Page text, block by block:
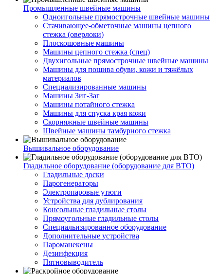
Промышленные швейные машины
Одноигольные прямострочные швейные машины
Стачивающее-обметочные машины цепного
стежка (оверлоки)
Плоскошовные машины
Машины цепного стежка (спец)
Двухигольные прямострочные швейные машины
Машины для пошива обуви, кожи и тяжёлых
материалов
Специализированные машины
Машины Зиг-Заг
Машины потайного стежка
Машины для спуска края кожи
Скорняжные швейные машины
Швейные машины тамбурного стежка
Вышивальное оборудование
Гладильное оборудование (оборудование для ВТО)
Гладильные доски
Парогенераторы
Электропаровые утюги
Устройства для дублирования
Консольные гладильные столы
Прямоугольные гладильные столы
Специальизированное оборудование
Дополнительные устройства
Пароманекены
Дезинфекция
Пятновыводитель